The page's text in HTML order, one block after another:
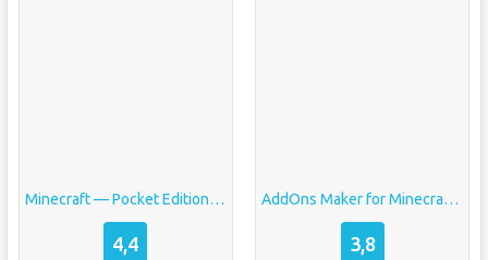
Minecraft — Pocket Edition (Майнкрафт)
4,4
AddOns Maker for Minecraft PE взлом
3,8